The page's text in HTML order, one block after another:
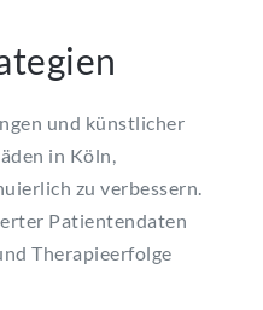
und künstlicher
in Köln,
zu verbessern.
Patientendaten
Therapieerfolge